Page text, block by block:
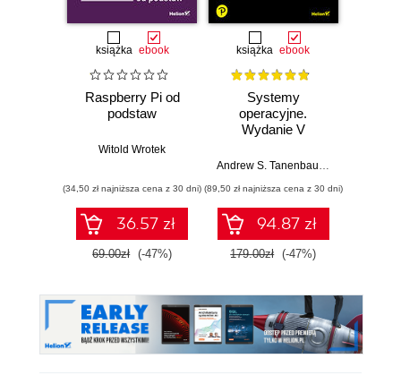
książka ebook
Raspberry Pi od
podstaw
Witold Wrotek
(34,50 zł najniższa cena z 30 dni)
36.57 zł
69.00zł (-47%)
książka ebook
Systemy
operacyjne.
Wydanie V
Andrew S. Tanenbaum,
(89,50 zł najniższa cena z 30 dni)
94.87 zł
179.00zł (-47%)